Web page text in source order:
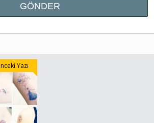
Yazı